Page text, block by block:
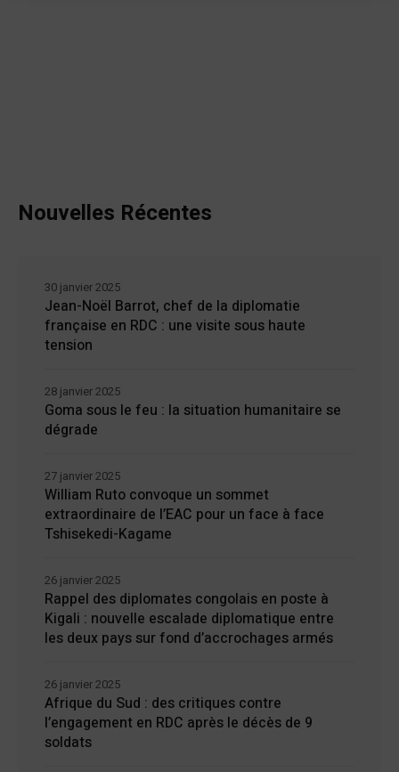
Nouvelles Récentes
Jean-Noël Barrot, chef de la diplomatie
française en RDC : une visite sous haute
tension
30 janvier 2025
Goma sous le feu : la situation humanitaire se
dégrade
28 janvier 2025
William Ruto convoque un sommet
extraordinaire de l’EAC pour un face à face
Tshisekedi-Kagame
27 janvier 2025
Rappel des diplomates congolais en poste à
Kigali : nouvelle escalade diplomatique entre
les deux pays sur fond d’accrochages armés
26 janvier 2025
Afrique du Sud : des critiques contre
l’engagement en RDC après le décès de 9
soldats
26 janvier 2025